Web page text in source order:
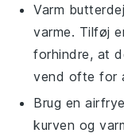
Varm
varme. Tilføj
forhindre, at
vend ofte for
Brug en
kurven og